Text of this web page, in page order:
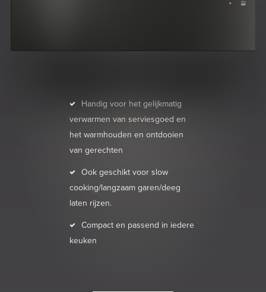
Handig voor het gelijkmatig
verwarmen van serviesgoed en
het warmhouden en ontdooien
van gerechten
Ook geschikt voor slow
cooking/langzaam garen/deeg
laten rijzen.
Compact en passend in iedere
keuken